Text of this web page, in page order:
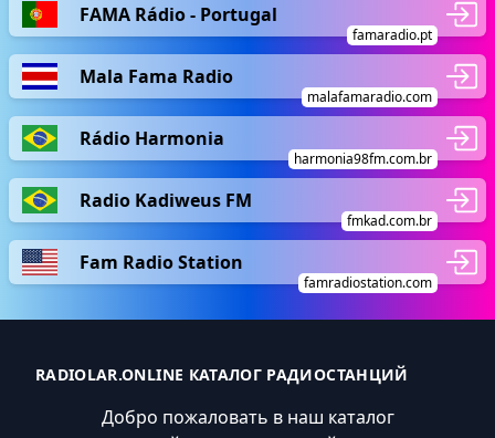
FAMA Rádio - Portugal
famaradio.pt
Mala Fama Radio
malafamaradio.com
Rádio Harmonia
harmonia98fm.com.br
Radio Kadiweus FM
fmkad.com.br
Fam Radio Station
famradiostation.com
RADIOLAR.ONLINE КАТАЛОГ РАДИОСТАНЦИЙ
Добро пожаловать в наш каталог